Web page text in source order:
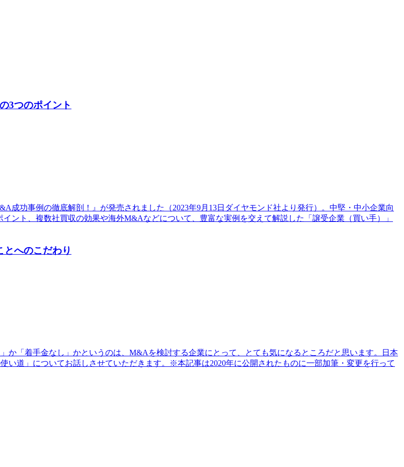
3つのポイント
功事例の徹底解剖！』が発売されました（2023年9月13日ダイヤモンド社より発行）。中堅・中小企業向
ント、複数社買収の効果や海外M&Aなどについて、豊富な実例を交えて解説した「譲受企業（買い手）」
へのこだわり
か「着手金なし」かというのは、M&Aを検討する企業にとって、とても気になるところだと思います。日本
道」についてお話しさせていただきます。※本記事は2020年に公開されたものに一部加筆・変更を行って